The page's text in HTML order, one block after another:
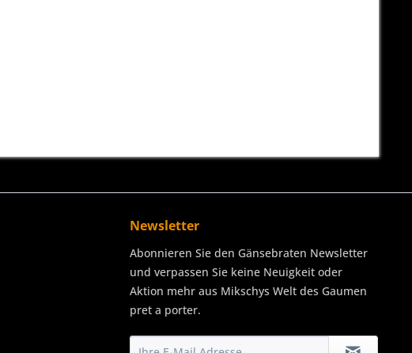
Newsletter
Abonnieren Sie den Gänsebraten Newsletter
und verpassen Sie keine Neuigkeit oder
Aktion mehr aus Mikschys Welt des Gaumen
pret a porter.